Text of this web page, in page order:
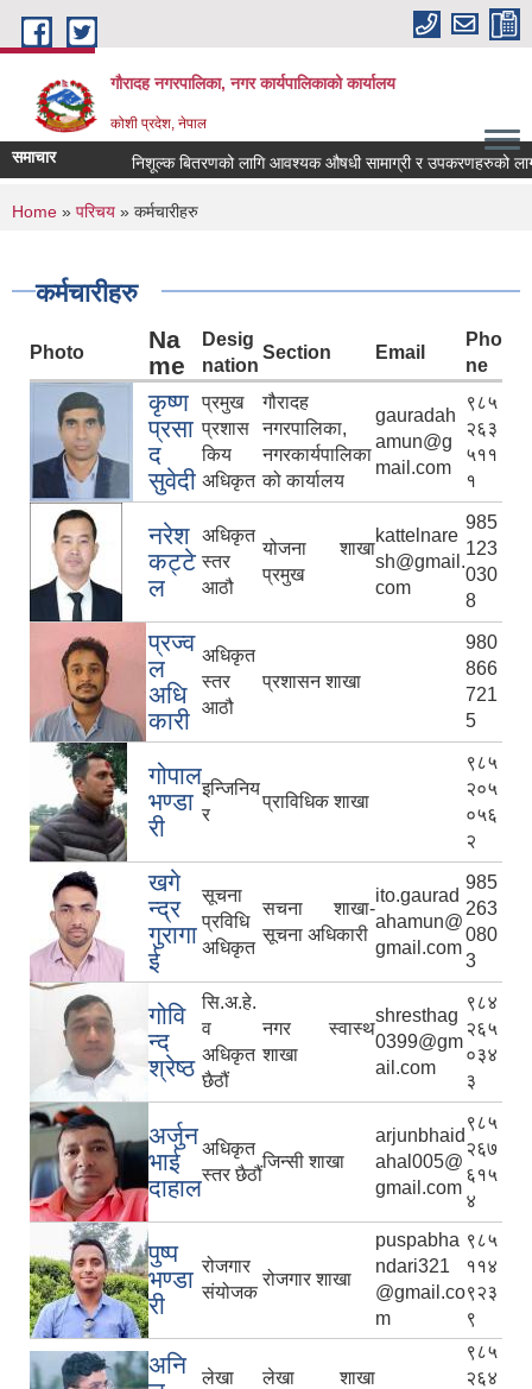
Skip to main content
गौरादह नगरपालिका, नगर कार्यपालिकाको कार्यालय
कोशी प्रदेश, नेपाल
समाचार निशूल्क बितरणको लागि आवश्यक ‍औषधी सामाग्री र उपकरणहरुको
You are here
Home » परिचय » कर्मचारीहरु
कर्मचारीहरु
Photo
Na
me
Desig
nation
Section Email
Pho
ne
कृष्ण
प्रसा
द
सुवेदी
प्रमुख
प्रशास
किय
अधिकृत
गौरादह
नगरपालिका,
नगरकार्यपालिका
को कार्यालय
gauradah
amun@g
mail.com
९८५
२६३
५११
१
नरेश
कट्टे
ल
अधिकृत
स्तर
आठौ
योजना शाखा
प्रमुख
kattelnare
sh@gmail.
com
985
123
030
8
प्रज्व
ल
अधि
कारी
अधिकृत
स्तर
आठौ
प्रशासन शाखा
980
866
721
5
गोपाल
भण्डा
री
इन्जिनिय
र
प्राविधिक शाखा
९८५
२०५
०५६
२
खगे
न्द्र
गुरागा
ई
सूचना
प्रविधि
अधिकृत
सचना शाखा-
सूचना अधिकारी
ito.gaurad
ahamun@
gmail.com
985
263
080
3
गोवि
न्द
श्रेष्ठ
सि.अ.हे.
व
अधिकृत
छैठौं
नगर स्वास्थ
शाखा
shresthag
0399@gm
ail.com
९८४
२६५
०३४
३
अर्जुन
भाई
दाहाल
अधिकृत
स्तर छैठौं
जिन्सी शाखा
arjunbhaid
ahal005@
gmail.com
९८५
२६७
६१५
४
पुष्प
भण्डा
री
रोजगार
संयोजक
रोजगार शाखा
puspabha
ndari321
@gmail.co
m
९८५
११४
९२३
९
अनि
लेखा
लेखा शाखा
९८५
२६४